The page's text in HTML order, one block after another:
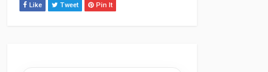
Like Tweet Pin It